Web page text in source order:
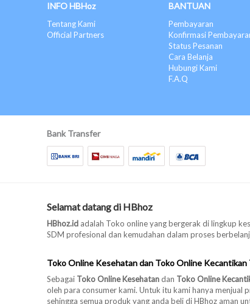
INFO HBHoz
Tentang Kami
Official Partners
BANTUAN
Pembayaran
Konfirmasi
Status Pesanan
Cara Belanja
Hubungi Kami
F.A.Q
Bank Transfer
Selamat datang di HBhoz
HBhoz.id adalah Toko online yang bergerak di lingkup
SDM profesional dan kemudahan dalam proses
Toko Online Kesehatan dan Toko Online Kecantikan
Sebagai Toko Online Kesehatandan Toko Online
oleh para consumer kami. Untuk itu kami hanya
sehingga semua produk yang anda beli di HBhoz aman